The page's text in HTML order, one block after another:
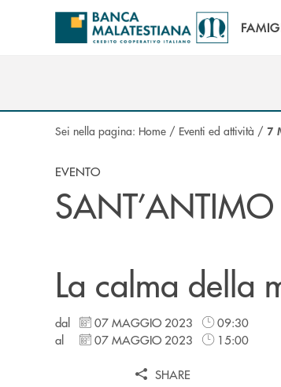
Salta al contenuto principale
Sei nella pagina: Home / Eventi ed attività / 7
EVENTO
SANT’ANTIMO
La calma della
dal 07 MAGGIO 2023
09:30
al
07 MAGGIO 2023 15:00
SHARE